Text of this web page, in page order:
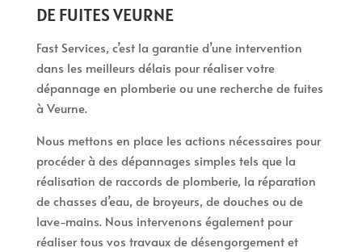
DE FUITES VEURNE
Fast Services, c’est la garantie d’une intervention
dans les meilleurs délais pour réaliser votre
dépannage en plomberie ou une recherche de fuites
à Veurne.
Nous mettons en place les actions nécessaires pour
procéder à des dépannages simples tels que la
réalisation de raccords de plomberie, la réparation
de chasses d’eau, de broyeurs, de douches ou de
lave-mains. Nous intervenons également pour
réaliser tous vos travaux de désengorgement et